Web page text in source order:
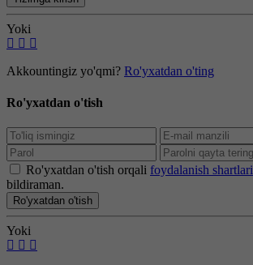
Yoki
Akkountingiz yo'qmi? Ro'yxatdan o'ting
Ro'yxatdan o'tish
Ro'yxatdan o'tish orqali foydalanish shartlari
bildiraman.
Ro'yxatdan o'tish
Yoki